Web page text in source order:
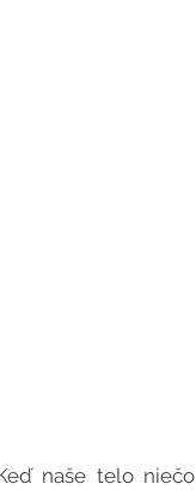
naše telo niečo